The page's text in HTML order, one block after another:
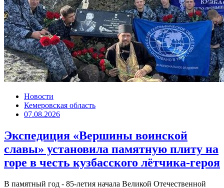
Новости
Кемеровская область
07.08.2026
Экспедиция «Вершины воинской
славы» установила памятную плиту на
горе в честь кузбасского лётчика-героя
В памятный год - 85-летия начала Великой Отечественной